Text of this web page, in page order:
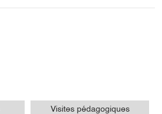
Visites pédagogiques